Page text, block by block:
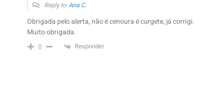
Reply to Ana C.
Obrigada pelo alerta, não é cenoura é curgete, já corrigi.
Muito obrigada.
0 Responder